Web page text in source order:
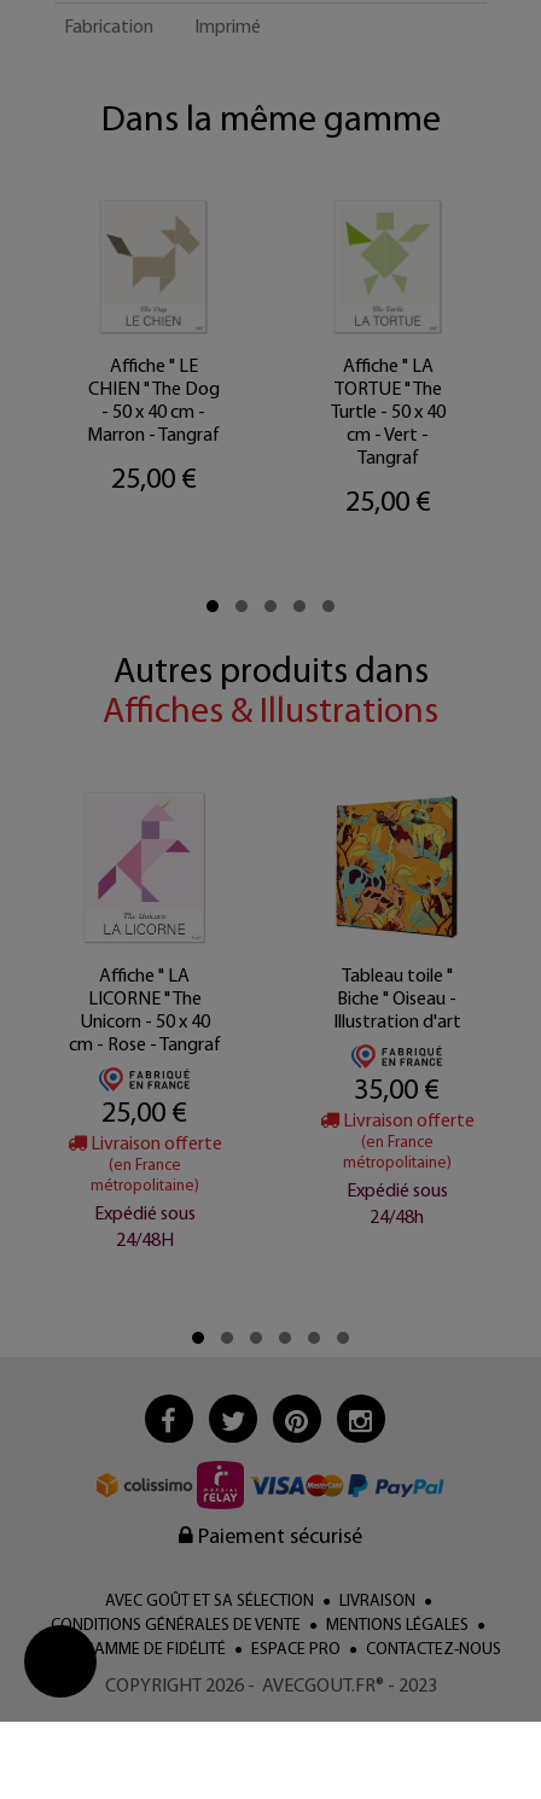
Change
Fabrication Imprimé
Dans la même gamme
Affiche " LE
CHIEN " The Dog
- 50 x 40 cm -
Marron - Tangraf
25,00 €
Affiche " LA
TORTUE " The
Turtle - 50 x 40
cm - Vert -
Tangraf
25,00 €
Autres produits dans
Affiches & Illustrations
Affiche " LA
LICORNE " The
Unicorn - 50 x 40
cm - Rose - Tangraf
25,00 €
Livraison offerte
(en France
métropolitaine)
Expédié sous
24/48H
Tableau toile "
Biche " Oiseau -
Illustration d'art
35,00 €
Livraison offerte
(en France
métropolitaine)
Expédié sous
24/48h
Paiement sécurisé
AVEC GOÛT ET SA SÉLECTION
LIVRAISON
CONDITIONS GÉNÉRALES DE VENTE
MENTIONS LÉGALES
PROGRAMME DE FIDÉLITÉ
ESPACE PRO CONTACTEZ-NOUS
COPYRIGHT 2026 - AVECGOUT.FR® - 2023